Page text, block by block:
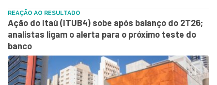
REAÇÃO AO RESULTADO
Ação do Itaú (ITUB4) sobe após balanço do 2T26;
analistas ligam o alerta para o próximo teste do
banco